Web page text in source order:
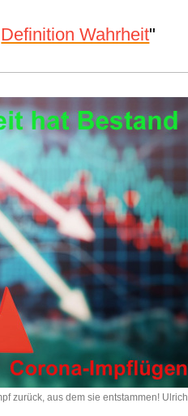
Definition Wahrheit"
zurück, aus dem sie entstammen! Ulrich